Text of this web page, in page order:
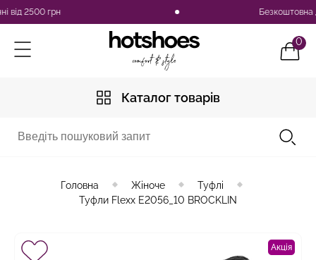
2500 грн Безкоштовна
0
Каталог товарів
Головна Жіноче
Туфлі
Туфли Flexx E2056_10 BROCKLIN
Акція